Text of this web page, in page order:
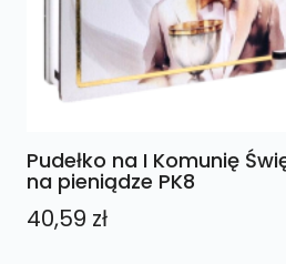
Pudełko na I Komunię
na pieniądze PK8
40,59 zł